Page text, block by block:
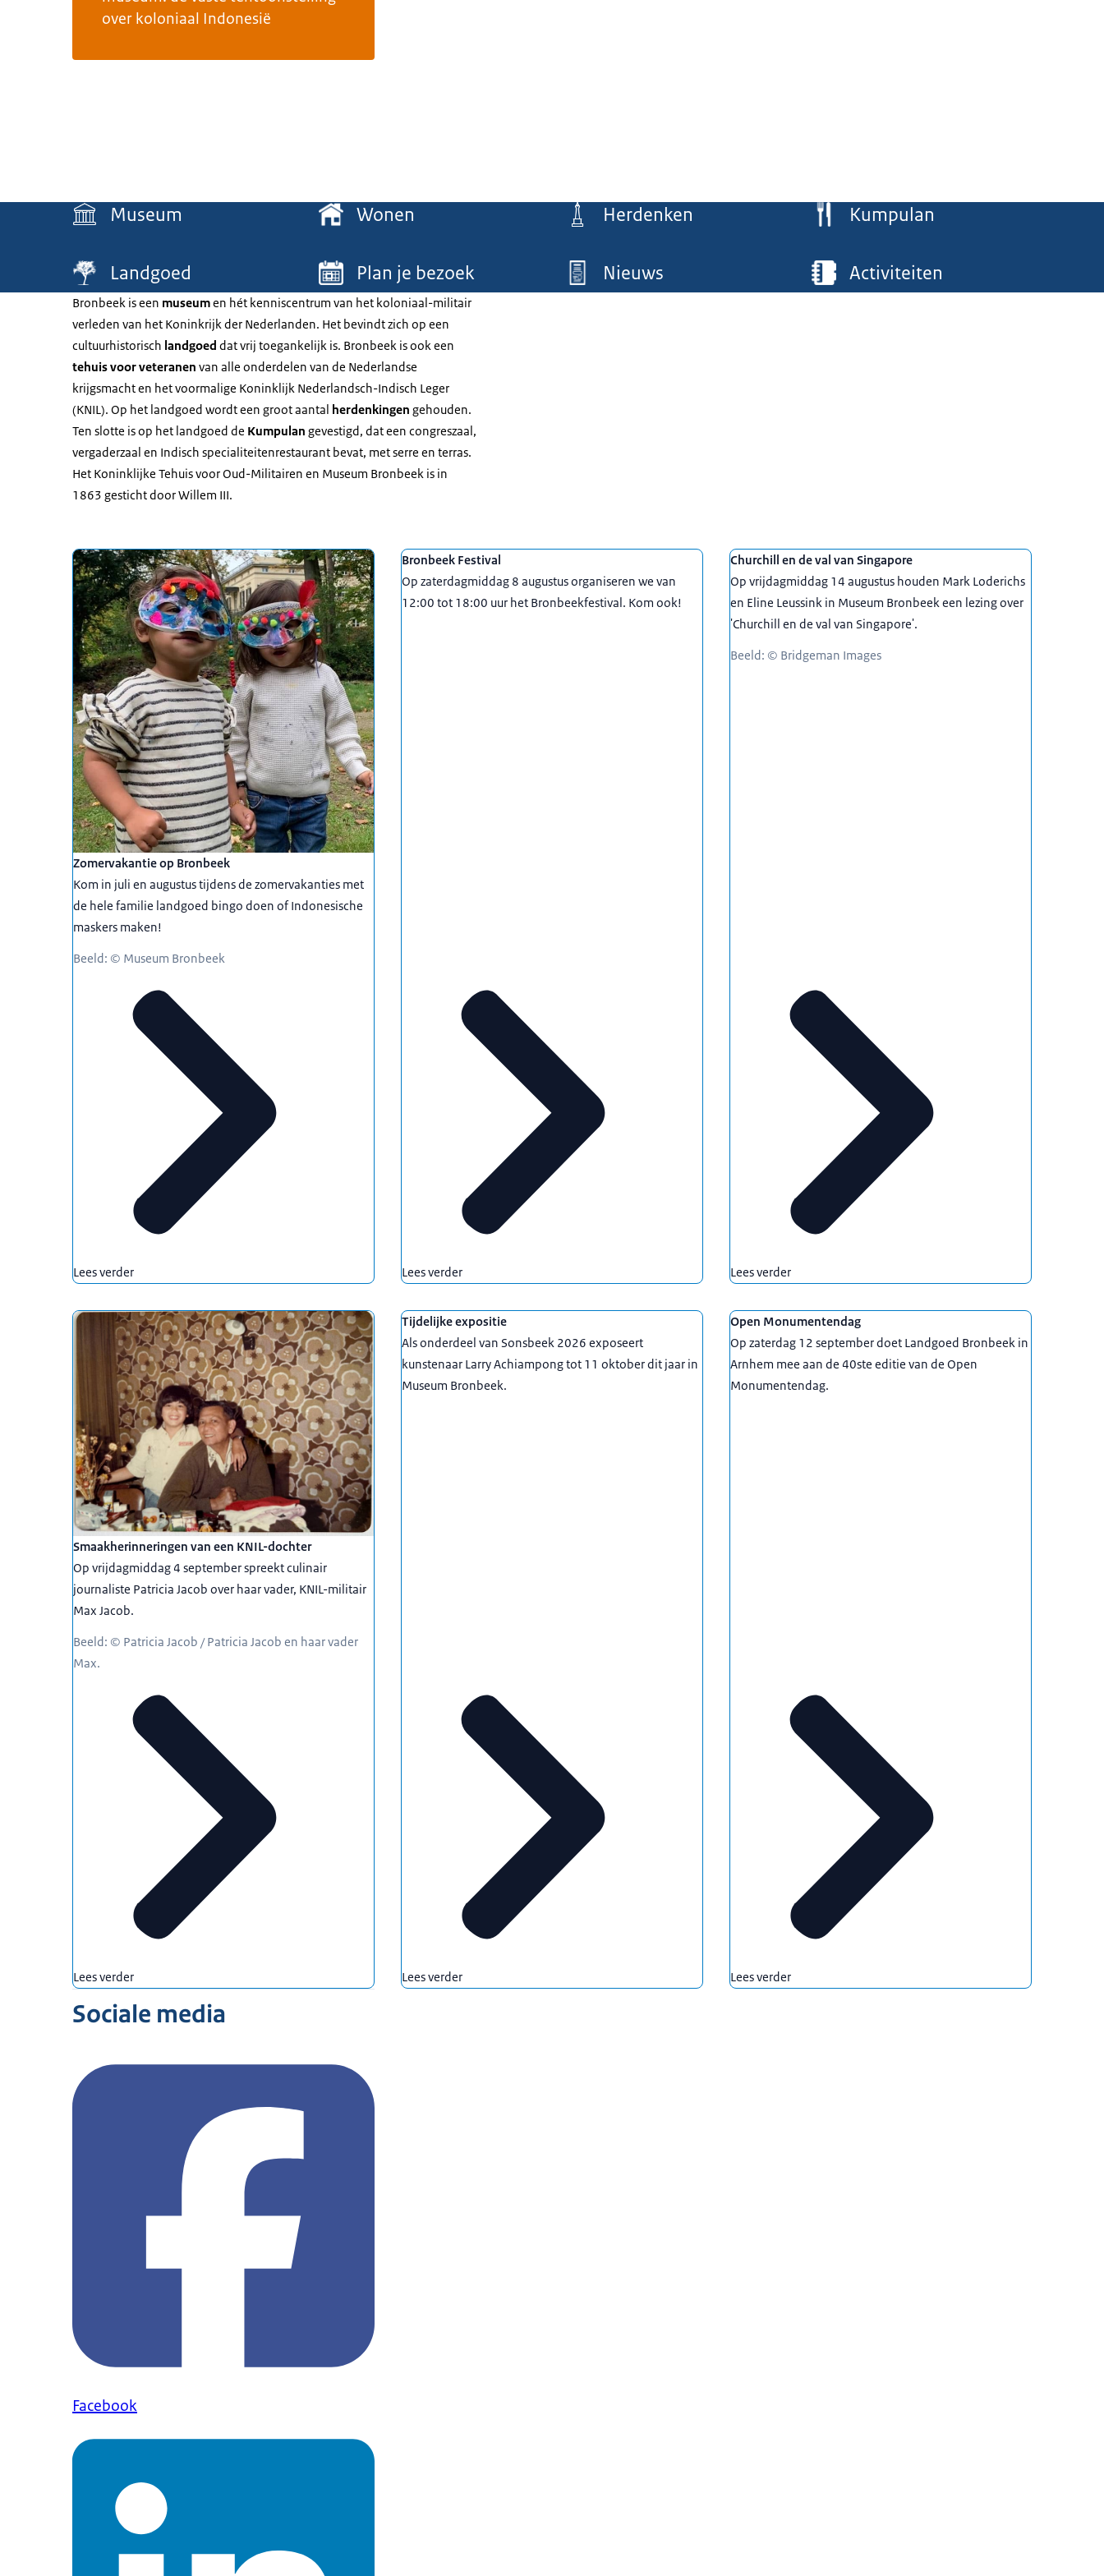
over koloniaal Indonesië
Museum Wonen Herdenken Kumpulan
Landgoed Plan je bezoek Nieuws Activiteiten
Bronbeek is een museumen hét kenniscentrum van het koloniaal-militair
verleden van het Koninkrijk der Nederlanden. Het bevindt zich op een
cultuurhistorisch landgoed dat vrij toegankelijk is. Bronbeek is ook een
tehuis voor veteranen van alle onderdelen van de Nederlandse
krijgsmacht en het voormalige Koninklijk Nederlandsch-Indisch Leger
(KNIL). Op het landgoed wordt een groot aantal herdenkingen gehouden.
Ten slotte is op het landgoed de Kumpulan gevestigd, dat een congreszaal,
vergaderzaal en Indisch specialiteitenrestaurant bevat, met serre en terras.
Het Koninklijke Tehuis voor Oud-Militairen en Museum Bronbeek is in
1863 gesticht door Willem III.
Uitgelicht
Zomervakantie op Bronbeek
Kom in juli en augustus tijdens de zomervakanties met
de hele familie landgoed bingo doen of Indonesische
maskers maken!
Beeld: © Museum Bronbeek
Lees verder
Bronbeek Festival
Op zaterdagmiddag 8 augustus organiseren we van
12:00 tot 18:00 uur het Bronbeekfestival. Kom ook!
Lees verder
Churchill en de val van Singapore
Op vrijdagmiddag 14 augustus houden Mark Loderichs
en Eline Leussink in Museum Bronbeek een lezing over
'Churchill en de val van Singapore'.
Beeld: © Bridgeman Images
Lees verder
Smaakherinneringen van een KNIL-dochter
Op vrijdagmiddag 4 september spreekt culinair
journaliste Patricia Jacob over haar vader, KNIL-militair
Max Jacob.
Beeld: © Patricia Jacob / Patricia Jacob en haar vader
Max.
Lees verder
Tijdelijke expositie
Als onderdeel van Sonsbeek 2026 exposeert
kunstenaar Larry Achiampong tot 11 oktober dit jaar in
Museum Bronbeek.
Lees verder
Open Monumentendag
Op zaterdag 12 september doet Landgoed Bronbeek in
Arnhem mee aan de 40ste editie van de Open
Monumentendag.
Lees verder
Sociale media
Facebook